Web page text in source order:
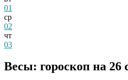
01
ср
02
чт
03
Весы: гороскоп на 26